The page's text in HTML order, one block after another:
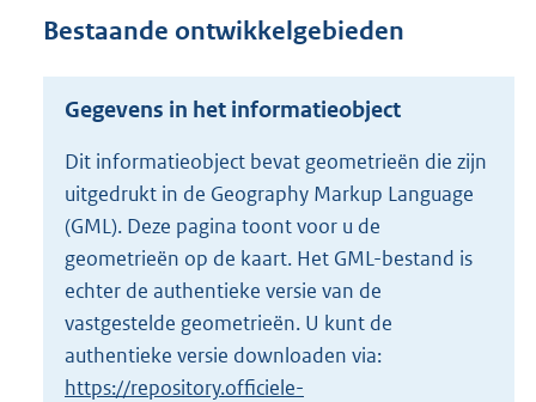
n
s
r
o
t
t
e
8
K
b
Bestaande ontwikkelgebieden
Gegevens in het informatieobject
Dit informatieobject bevat geometrieën die zijn
uitgedrukt in de Geography Markup Language
(GML). Deze pagina toont voor u de
geometrieën op de kaart. Het GML-bestand is
echter de authentieke versie van de
vastgestelde geometrieën. U kunt de
authentieke versie downloaden via:
https://repository.officiele-